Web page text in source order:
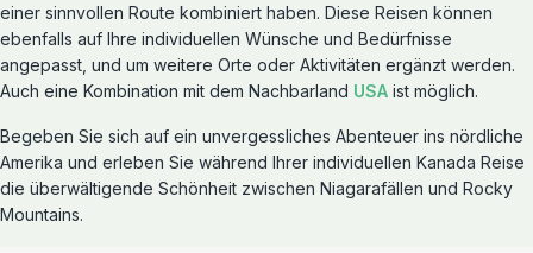
einer sinnvollen Route kombiniert haben. Diese Reisen können
ebenfalls auf Ihre individuellen Wünsche und Bedürfnisse
angepasst, und um weitere Orte oder Aktivitäten ergänzt werden.
Auch eine Kombination mit dem Nachbarland USA ist möglich.
Begeben Sie sich auf ein unvergessliches Abenteuer ins nördliche
Amerika und erleben Sie während Ihrer individuellen Kanada Reise
die überwältigende Schönheit zwischen Niagarafällen und Rocky
Mountains.
Reiserouten entdecken